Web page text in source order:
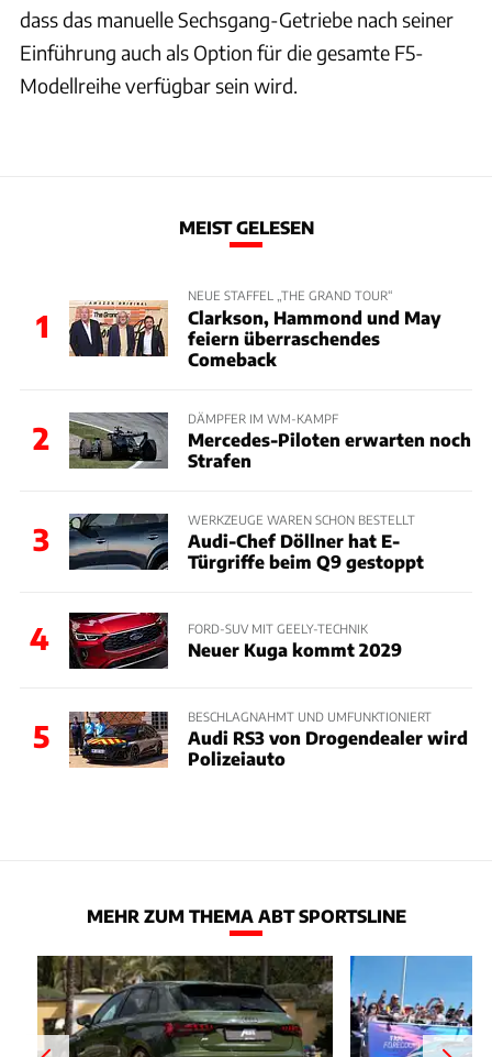
dass das manuelle Sechsgang-Getriebe nach seiner
Einführung auch als Option für die gesamte F5-
Modellreihe verfügbar sein wird.
MEIST GELESEN
1
NEUE STAFFEL „THE GRAND TOUR“
Clarkson, Hammond und May
feiern überraschendes
Comeback
2
DÄMPFER IM WM-KAMPF
Mercedes-Piloten erwarten noch
Strafen
3
WERKZEUGE WAREN SCHON BESTELLT
Audi-Chef Döllner hat E-
Türgriffe beim Q9 gestoppt
4 FORD-SUV MIT GEELY-TECHNIK
Neuer Kuga kommt 2029
5
BESCHLAGNAHMT UND UMFUNKTIONIERT
Audi RS3 von Drogendealer wird
Polizeiauto
MEHR ZUM THEMA ABT SPORTSLINE